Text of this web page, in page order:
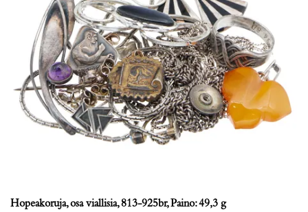
Hopeakoruja, osa viallisia, 813-925br, Paino: 49,3 g